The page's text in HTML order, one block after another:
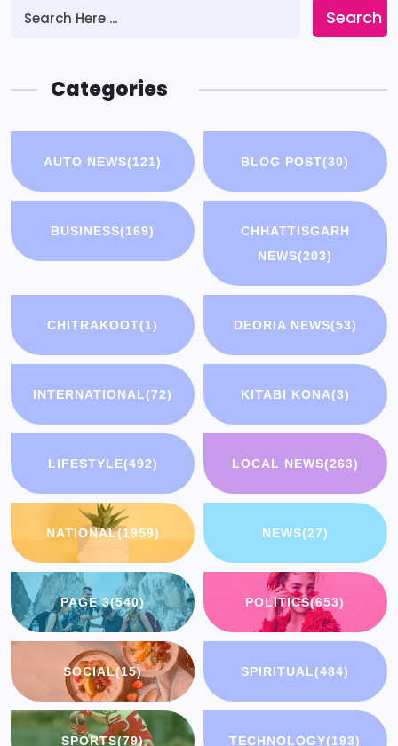
Search
Categories
AUTO NEWS(121) BLOG POST(30)
BUSINESS(169)
CHHATTISGARH
NEWS(203)
CHITRAKOOT(1) DEORIA NEWS(53)
INTERNATIONAL(72) KITABI KONA(3)
LIFESTYLE(492) LOCAL NEWS(263)
NATIONAL(1959) NEWS(27)
PAGE 3(540) POLITICS(653)
SOCIAL(15) SPIRITUAL(484)
SPORTS(79) TECHNOLOGY(193)